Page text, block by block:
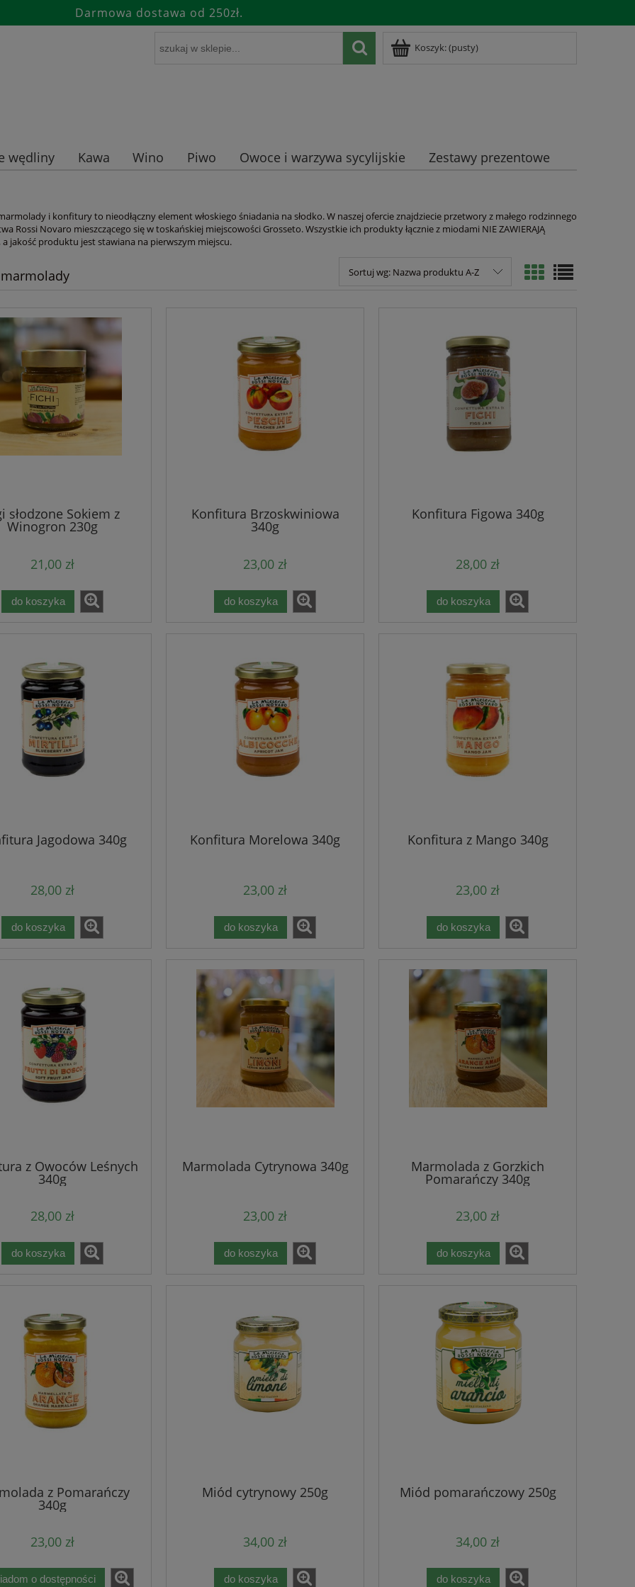
Darmowa dostawa od 250zł.
Koszyk:(pusty)
wędliny Kawa Wino Piwo Owoce i warzywa sycylijskie
Zestawy prezentowe
i konfitury to nieodłączny element włoskiego śniadania na słodko. W naszej ofercie znajdziecie przetwory z małego rodzinnego
Rossi Novaro mieszczącego się w toskańskiej miejscowości Grosseto. Wszystkie ich produkty łącznie z miodami NIE ZAWIERAJĄ
a jakość produktu jest stawiana na pierwszym miejscu.
Sortuj wg: Nazwa produktu A-Z
słodzone Sokiem z
Winogron 230g
21,00 zł
do koszyka
Konfitura Brzoskwiniowa
340g
23,00 zł
do koszyka
Konfitura Figowa 340g
28,00 zł
do koszyka
Jagodowa 340g
28,00 zł
do koszyka
Konfitura Morelowa 340g
23,00 zł
do koszyka
Konfitura z Mango 340g
23,00 zł
do koszyka
z Owoców Leśnych
340g
28,00 zł
do koszyka
Marmolada Cytrynowa 340g
23,00 zł
do koszyka
Marmolada z Gorzkich
Pomarańczy 340g
23,00 zł
do koszyka
z Pomarańczy
340g
23,00 zł
o dostępności
Miód cytrynowy 250g
34,00 zł
do koszyka
Miód pomarańczowy 250g
34,00 zł
do koszyka